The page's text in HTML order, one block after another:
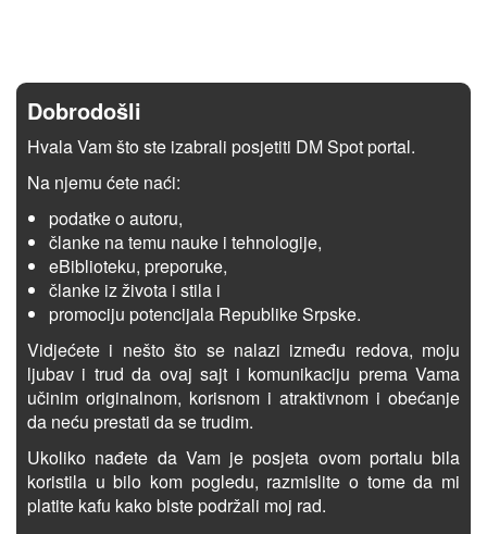
Dobrodošli
Hvala Vam što ste izabrali posjetiti DM Spot portal.
Na njemu ćete naći:
podatke o autoru,
članke na temu nauke i tehnologije,
eBiblioteku, preporuke,
članke iz života i stila i
promociju potencijala Republike Srpske.
Vidjećete i nešto što se nalazi između redova, moju
ljubav i trud da ovaj sajt i komunikaciju prema Vama
učinim originalnom, korisnom i atraktivnom i obećanje
da neću prestati da se trudim.
Ukoliko nađete da Vam je posjeta ovom portalu bila
koristila u bilo kom pogledu, razmislite o tome da mi
platite kafu kako biste podržali moj rad.